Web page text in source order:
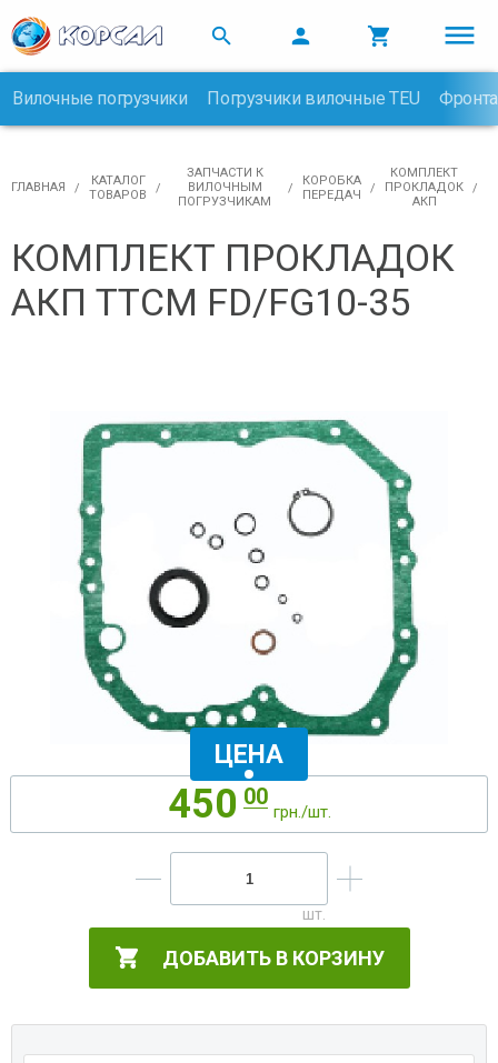
  
Вилочные погрузчики Погрузчики вилочные TEU
ГЛАВНАЯ
КАТАЛОГ
ТОВАРОВ
ЗАПЧАСТИ К
ВИЛОЧНЫМ
ПОГРУЗЧИКАМ
КОРОБКА
ПЕРЕДАЧ
КОМПЛЕКТ
ПРОКЛАДОК
АКП
КОМПЛЕКТ ПРОКЛАДОК
АКП TTCM FD/FG10-35
450 00
грн./шт.
ЦЕНА
ДОБАВИТЬ В КОРЗИНУ